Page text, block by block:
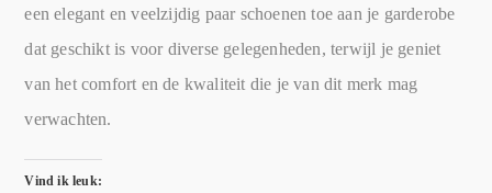
een elegant en veelzijdig paar schoenen toe aan je garderobe
dat geschikt is voor diverse gelegenheden, terwijl je geniet
van het comfort en de kwaliteit die je van dit merk mag
verwachten.
Vind ik leuk: